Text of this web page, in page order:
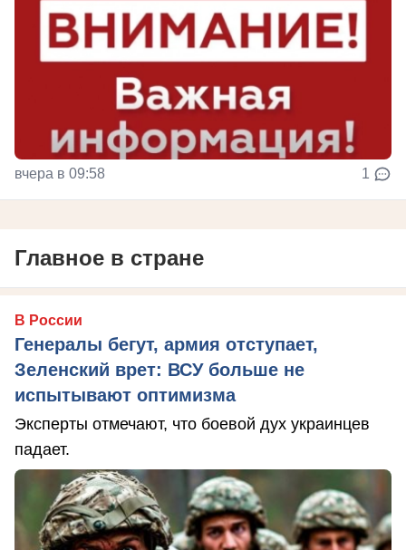
вчера в 09:58 1
Главное в стране
В России
Генералы бегут, армия отступает,
Зеленский врет: ВСУ больше не
испытывают оптимизма
Эксперты отмечают, что боевой дух украинцев
падает.